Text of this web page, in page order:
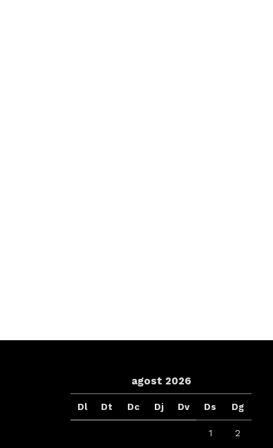
agost 2026
Dl Dt Dc Dj Dv Ds Dg
1 2